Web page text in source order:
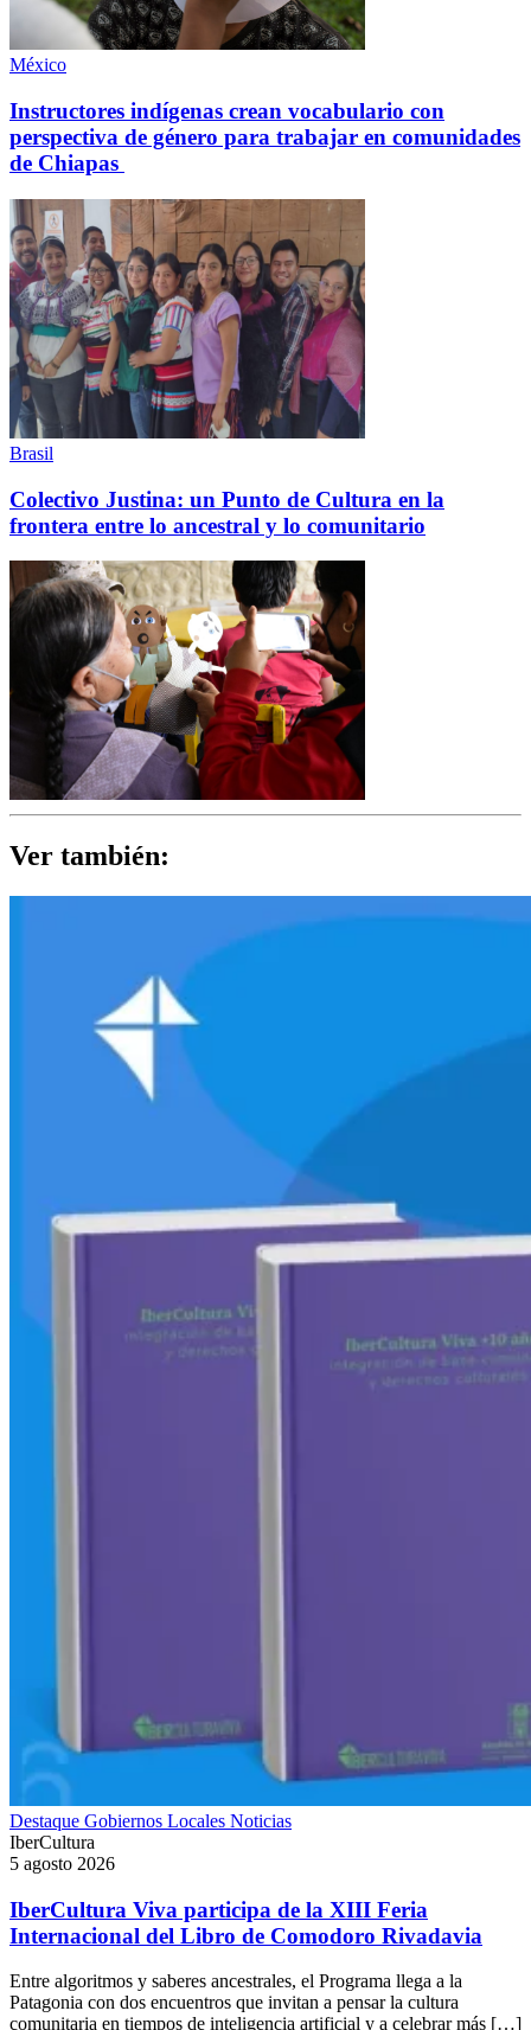
México
Instructores indígenas crean vocabulario con
perspectiva de género para trabajar en comunidades
de Chiapas
Brasil
Colectivo Justina: un Punto de Cultura en la
frontera entre lo ancestral y lo comunitario
Ver también:
Destaque Gobiernos Locales Noticias
IberCultura
5 agosto 2026
IberCultura Viva participa de la XIII Feria
Internacional del Libro de Comodoro Rivadavia
Entre algoritmos y saberes ancestrales, el Programa llega a la
Patagonia con dos encuentros que invitan a pensar la cultura
comunitaria en tiempos de inteligencia artificial y a celebrar más […]